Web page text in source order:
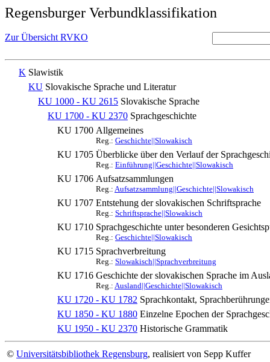
Regensburger Verbundklassifikation
Zur Übersicht RVKO
K Slawistik
KU Slovakische Sprache und Literatur
KU 1000 - KU 2615 Slovakische Sprache
KU 1700 - KU 2370 Sprachgeschichte
KU 1700 Allgemeines
Reg.: Geschichte||Slowakisch
KU 1705 Überblicke über den Verlauf der
Reg.: Einführung||Geschichte||Slowakisch
KU 1706 Aufsatzsammlungen
Reg.: Aufsatzsammlung||Geschichte||Slowakisch
KU 1707 Entstehung der slovakischen Schriftsprache
Reg.: Schriftsprache||Slowakisch
KU 1710 Sprachgeschichte unter besonderen
Reg.: Geschichte||Slowakisch
KU 1715 Sprachverbreitung
Reg.: Slowakisch||Sprachverbreitung
KU 1716 Geschichte der slovakischen Sprache im
Reg.: Ausland||Geschichte||Slowakisch
KU 1720 - KU 1782 Sprachkontakt,
KU 1850 - KU 1880 Einzelne Epochen der
KU 1950 - KU 2370 Historische Grammatik
© Universitätsbibliothek Regensburg, realisiert von Sepp Kuffer